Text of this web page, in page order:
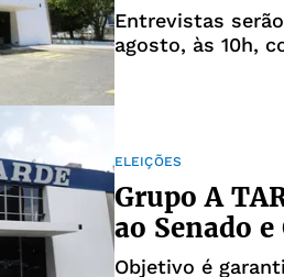
Entrevistas
agosto, às 10h,
ELEIÇÕES
Grupo A
ao Senado
Objetivo é